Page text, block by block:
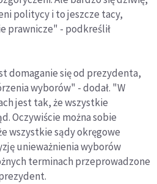
politycy i to jeszcze tacy,
prawnicze" - podkreślił
domaganie się od prezydenta,
wyborów" - dodał. "W
jest tak, że wszystkie
Oczywiście można sobie
wszystkie sądy okręgowe
unieważnienia wyborów
terminach przeprowadzone